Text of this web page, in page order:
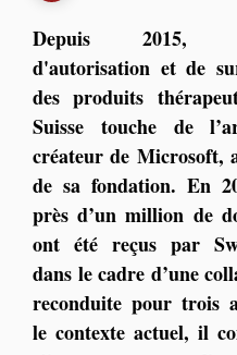
Depuis 2015,
d'autorisation et de
des produits
Suisse touche de
créateur de Microsoft,
de sa fondation. En
près d’un million de
ont été reçus par
dans le cadre d’une
reconduite pour trois
le contexte actuel, il